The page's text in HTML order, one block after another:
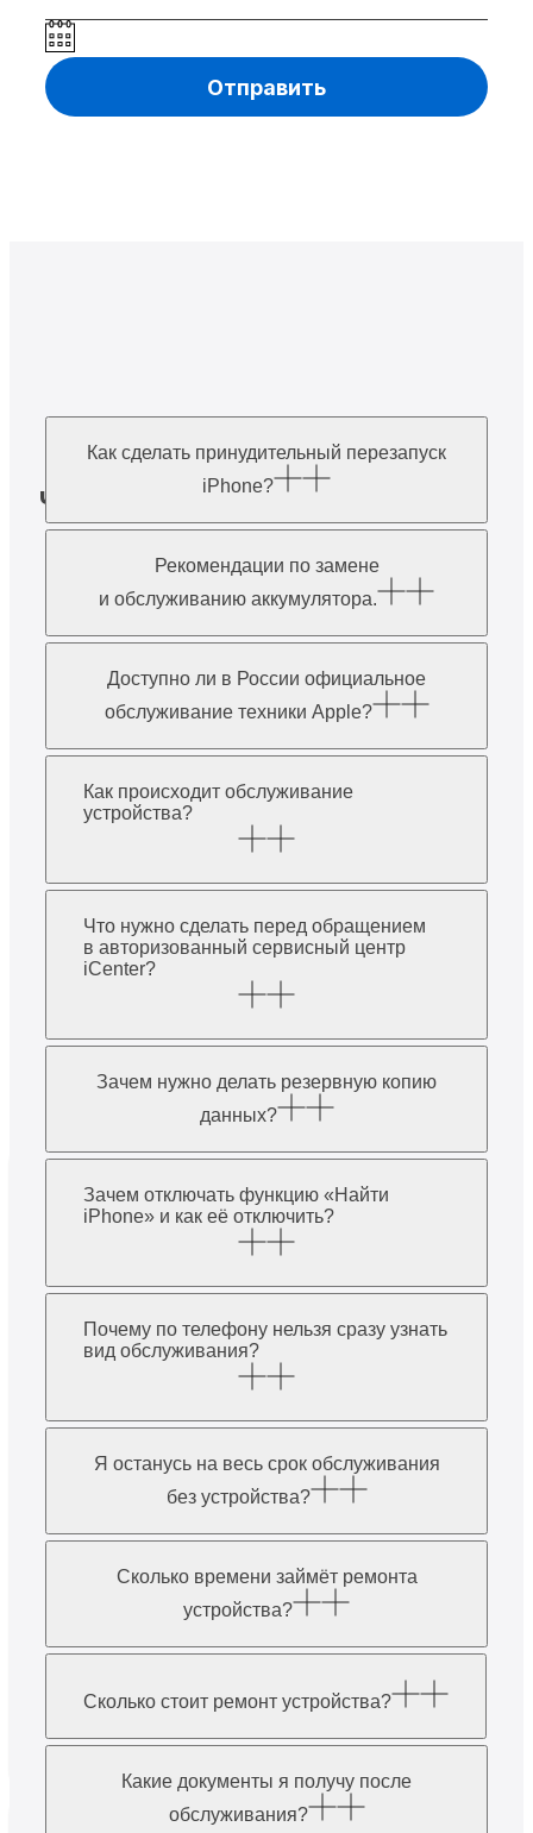
Отправить
Часто задаваемые
вопросы
Как сделать принудительный перезапуск
iPhone?
Рекомендации по замене
и обслуживанию аккумулятора.
Доступно ли в России официальное
обслуживание техники Apple?
Как происходит обслуживание
устройства?
Что нужно сделать перед обращением
в авторизованный сервисный центр
iCenter?
Зачем нужно делать резервную копию
данных?
Зачем отключать функцию «Найти
iPhone» и как её отключить?
Почему по телефону нельзя сразу узнать
вид обслуживания?
Я останусь на весь срок обслуживания
без устройства?
Сколько времени займёт ремонта
устройства?
Сколько стоит ремонт устройства?
Какие документы я получу после
обслуживания?